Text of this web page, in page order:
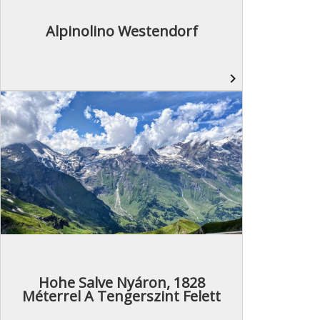
Alpinolino Westendorf
navigate_next
Hohe Salve Nyáron, 1828
Méterrel A Tengerszint Felett